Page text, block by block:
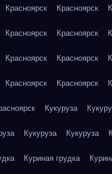
Красноярск Красноярск
Красноярск Красноярск
Красноярск Красноярск
Красноярск Красноярск
Кукуруза
Кукуруза Кукуруза
Куриная грудка